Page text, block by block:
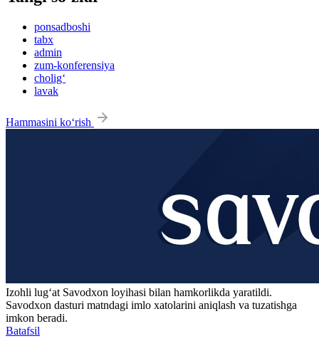
ponsadboshi
tabx
admin
zum-konferensiya
cholig‘
lavak
Hammasini ko‘rish
Izohli lugʻat Savodxon loyihasi bilan hamkorlikda yaratildi.
Savodxon dasturi matndagi imlo xatolarini aniqlash va tuzatishga
imkon beradi.
Batafsil